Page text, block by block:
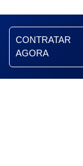
CONTRATAR
AGORA